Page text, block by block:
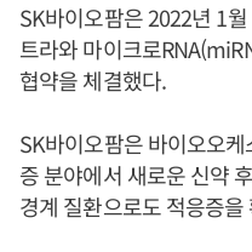
SK바이오팜은 2022년 1
트라와 마이크로
협약을 체결했다.
SK바이오팜은 바이오오
증 분야에서 새로운 신약
경계 질환으로도 적응증